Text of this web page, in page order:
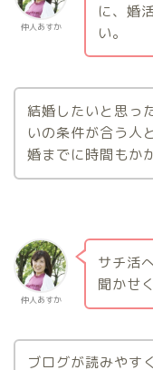
仲人あすか
に、婚
い。
結婚したいと思っ
いの条件が合う人
婚までに時間もか
仲人あすか
サチ活
聞かせ
ブログが読みやす